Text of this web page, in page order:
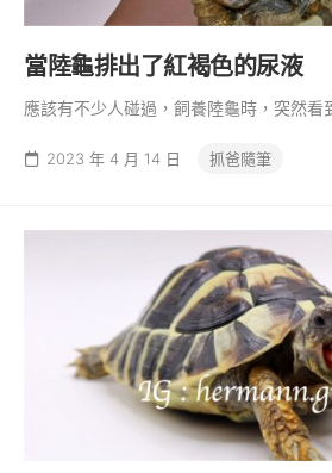
當陸龜排出了紅褐色的尿液
應該有不少人碰過，飼養陸龜時，突然看
2023 年 4 月 14 日 抓爸隨筆